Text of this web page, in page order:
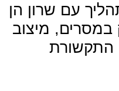
עם שרון הן
במסרים, מיצוב
התקשורת